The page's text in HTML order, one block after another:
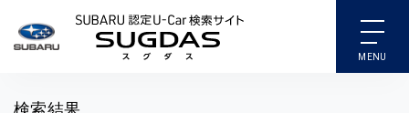
SUBARU 認定U-Car検索
検索結果